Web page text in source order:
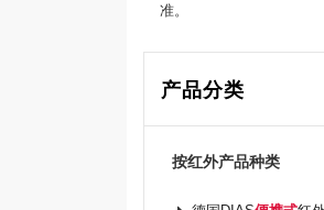
准。
产品分类
按红外产品种类